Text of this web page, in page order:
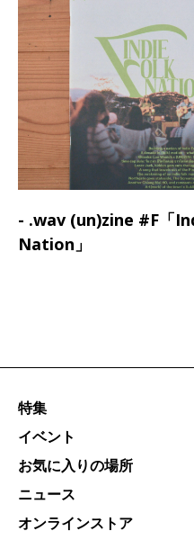
- .wav (un)zine #F「
Nation」
特集
イベント
お気に入りの場所
ニュース
オンラインストア